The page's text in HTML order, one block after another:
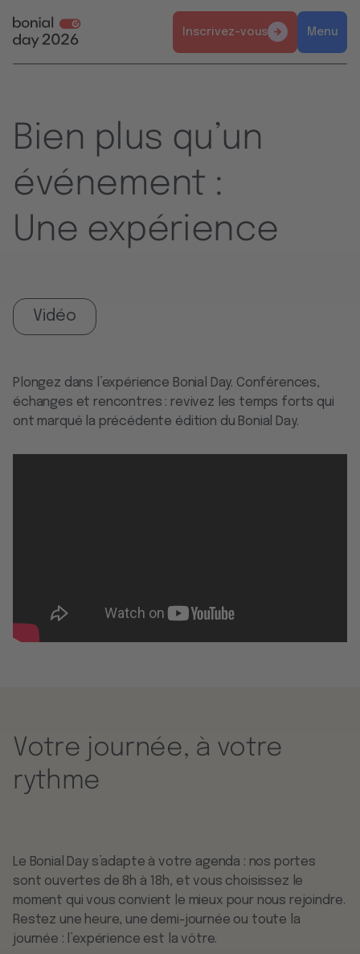
Inscrivez-vous Menu
Bien plus qu’un
événement :
Une expérience
Vidéo
Plongez dans l’expérience Bonial Day. Conférences,
échanges et rencontres : revivez les temps forts qui
ont marqué la précédente édition du Bonial Day.
Votre journée, à votre
rythme
Le Bonial Day s’adapte à votre agenda : nos portes
sont ouvertes de 8h à 18h, et vous choisissez le
moment qui vous convient le mieux pour nous rejoindre.
Restez une heure, une demi-journée ou toute la
journée : l’expérience est la vôtre.